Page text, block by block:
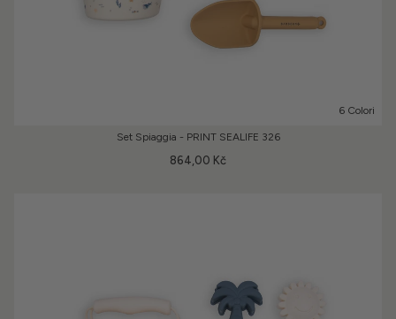
6 Colori
Set Spiaggia - PRINT SEALIFE 326
864,00 Kč